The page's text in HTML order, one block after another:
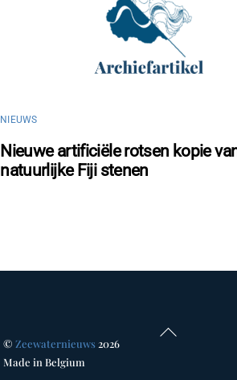
NIEUWS
Nieuwe artificiële rotsen kopie
natuurlijke Fiji stenen
Back
©Zeewaternieuws2026
Made in Belgium